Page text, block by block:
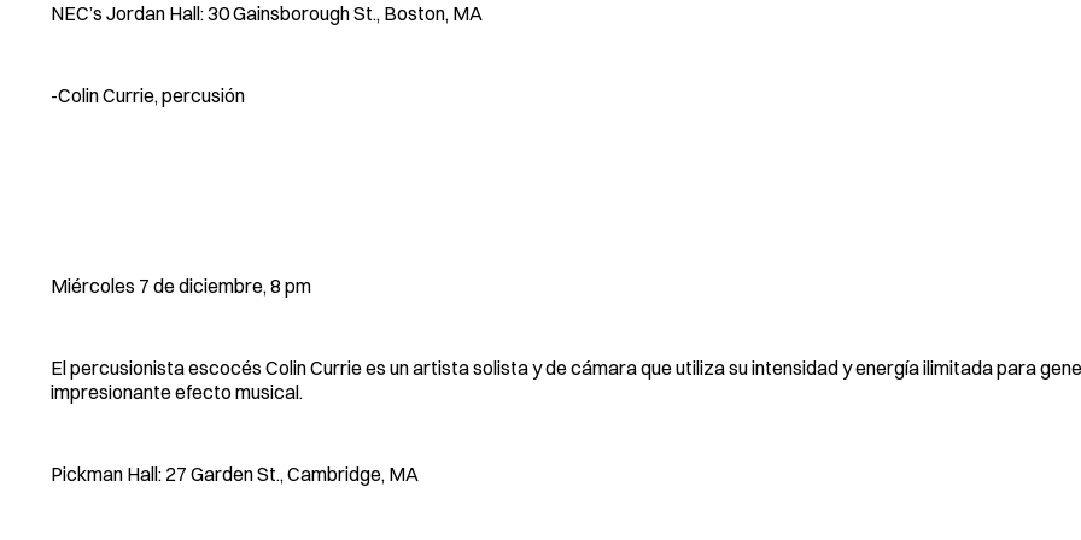
NEC’s Jordan Hall: 30 Gainsborough St., Boston, MA
-Colin Currie, percusión
Miércoles 7 de diciembre, 8 pm
El percusionista escocés Colin Currie es un artista solista y de cámara que utiliza su intensidad y energía ilimitada para
impresionante efecto musical.
Pickman Hall: 27 Garden St., Cambridge, MA